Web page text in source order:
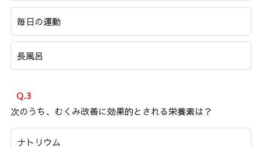
毎日の運動
長風呂
Q.3
次のうち、むくみ改善に効果的とされる栄養素は？
ナトリウム